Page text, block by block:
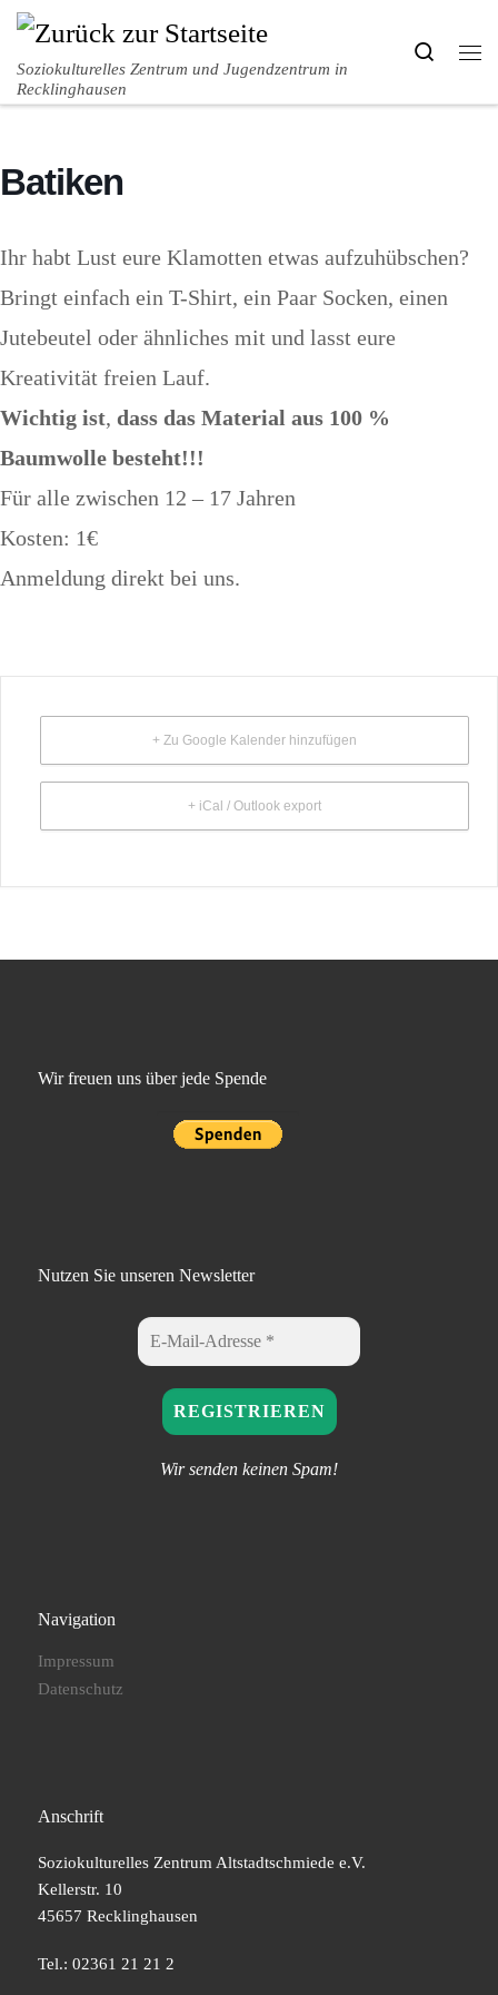
Zum Inhalt springen
Soziokulturelles Zentrum und Jugendzentrum in
Recklinghausen
Search
Batiken
Ihr habt Lust eure Klamotten etwas aufzuhübschen?
Bringt einfach ein T-Shirt, ein Paar Socken, einen
Jutebeutel oder ähnliches mit und lasst eure
Kreativität freien Lauf.
Wichtig ist, dass das Material aus 100 %
Baumwolle besteht!!!
Für alle zwischen 12 – 17 Jahren
Kosten: 1€
Anmeldung direkt bei uns.
+ Zu Google Kalender hinzufügen
+ iCal / Outlook export
Wir freuen uns über jede Spende
Nutzen Sie unseren Newsletter
Wir senden keinen Spam!
Navigation
Impressum
Datenschutz
Anschrift
Soziokulturelles Zentrum Altstadtschmiede e.V.
Kellerstr. 10
45657 Recklinghausen
Tel.: 02361 21 21 2